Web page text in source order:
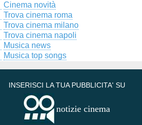
Cinema novità
Trova cinema roma
Trova cinema milano
Trova cinema napoli
Musica news
Musica top songs
INSERISCI LA TUA PUBBLICITA' SU
notizie cinema